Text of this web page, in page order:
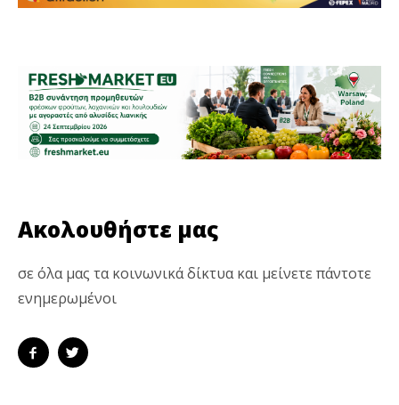
Ακολουθήστε μας
σε όλα μας τα κοινωνικά δίκτυα και μείνετε πάντοτε
ενημερωμένοι